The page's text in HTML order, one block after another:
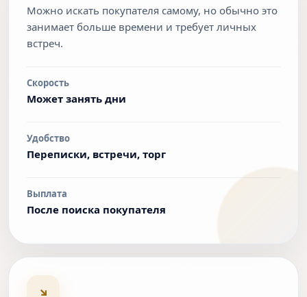
Можно искать покупателя самому, но обычно это
занимает больше времени и требует личных
встреч.
Скорость
Может занять дни
Удобство
Переписки, встречи, торг
Выплата
После поиска покупателя
↘